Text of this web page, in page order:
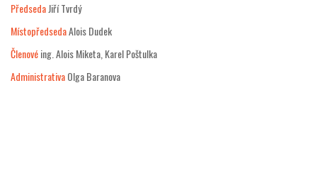
PředsedaJiří Tvrdý
MístopředsedaAlois Dudek
Členovéing. Alois Miketa, Karel Poštulka
AdministrativaOlga Baranova